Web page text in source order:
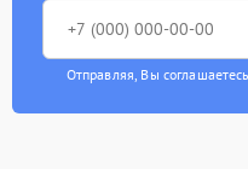
Отправляя, Вы